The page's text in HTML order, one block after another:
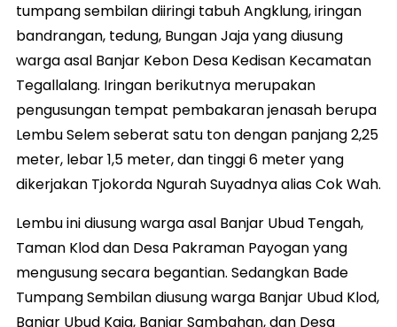
tumpang sembilan diiringi tabuh Angklung, iringan
bandrangan, tedung, Bungan Jaja yang diusung
warga asal Banjar Kebon Desa Kedisan Kecamatan
Tegallalang. Iringan berikutnya merupakan
pengusungan tempat pembakaran jenasah berupa
Lembu Selem seberat satu ton dengan panjang 2,25
meter, lebar 1,5 meter, dan tinggi 6 meter yang
dikerjakan Tjokorda Ngurah Suyadnya alias Cok Wah.
Lembu ini diusung warga asal Banjar Ubud Tengah,
Taman Klod dan Desa Pakraman Payogan yang
mengusung secara begantian. Sedangkan Bade
Tumpang Sembilan diusung warga Banjar Ubud Klod,
Banjar Ubud Kaja, Banjar Sambahan, dan Desa